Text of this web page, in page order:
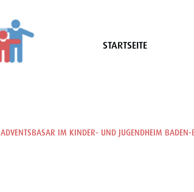
STARTSEITE
ADVENTSBASAR IM KINDER- UND JUGENDHEIM